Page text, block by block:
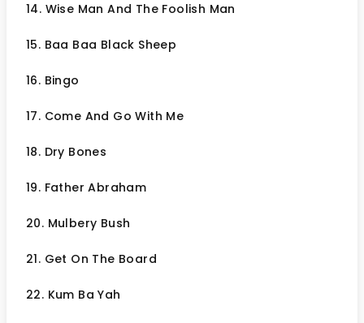
14. Wise Man And The Foolish Man
15. Baa Baa Black Sheep
16. Bingo
17. Come And Go With Me
18. Dry Bones
19. Father Abraham
20. Mulbery Bush
21. Get On The Board
22. Kum Ba Yah